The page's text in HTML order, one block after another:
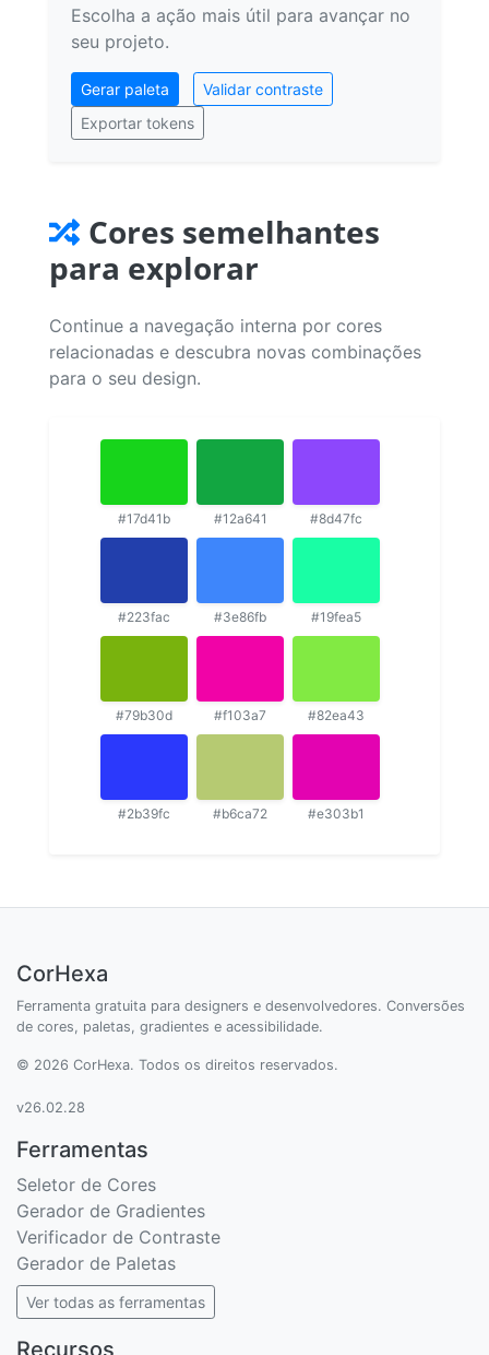
Escolha a ação mais útil para avançar no
seu projeto.
Gerar paleta
Validar contraste
Exportar tokens
Cores semelhantes
para explorar
Continue a navegação interna por cores
relacionadas e descubra novas combinações
para o seu design.
#17d41b #12a641 #8d47fc
#223fac #3e86fb #19fea5
#79b30d #f103a7 #82ea43
#2b39fc #b6ca72 #e303b1
CorHexa
Ferramenta gratuita para designers e desenvolvedores. Conversões
de cores, paletas, gradientes e acessibilidade.
© 2026 CorHexa. Todos os direitos reservados.
v26.02.28
Ferramentas
Seletor de Cores
Gerador de Gradientes
Verificador de Contraste
Gerador de Paletas
Ver todas as ferramentas
Recursos